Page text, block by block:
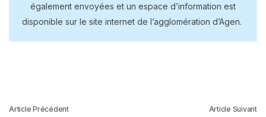
également envoyées et un espace d’information est
disponible sur le site internet de l’agglomération d’Agen.
Article Précédent Article Suivant